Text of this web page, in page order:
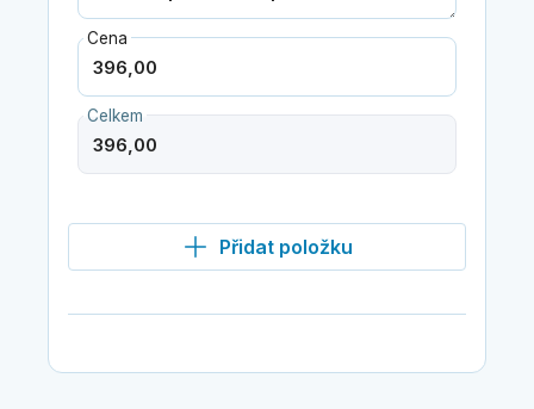
Cena
Celkem
Přidat položku